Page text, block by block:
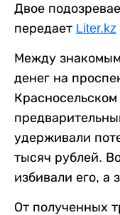
Двое
передает Liter.kz
Между
денег на
удерживали
тысяч рублей.
избивали его, а
От полученных